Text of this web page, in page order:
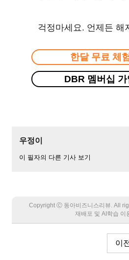
걱정마세요. 언제든 해
한달 무료 체
DBR 멤버십 가
우정이
이 필자의 다른 기사 보기
Copyright Ⓒ 동아비즈니스리뷰. All
재배포 및 AI학습 이
이전